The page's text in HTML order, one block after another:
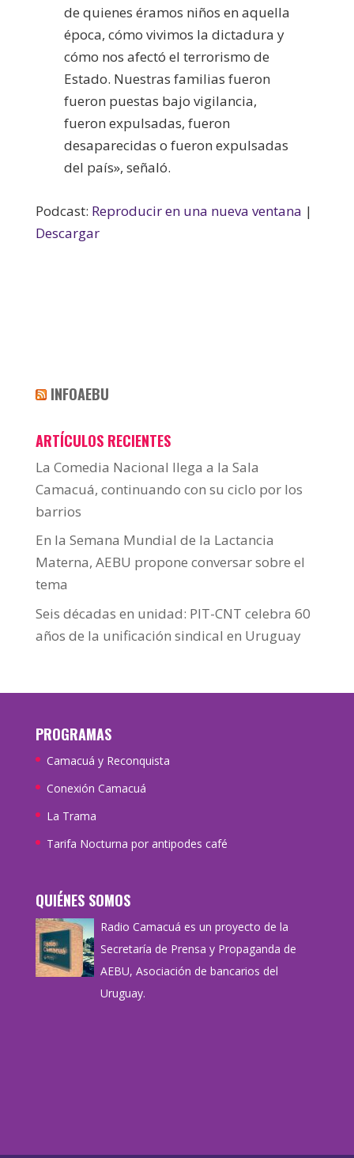
de quienes éramos niños en aquella
época, cómo vivimos la dictadura y
cómo nos afectó el terrorismo de
Estado. Nuestras familias fueron
fueron puestas bajo vigilancia,
fueron expulsadas, fueron
desaparecidas o fueron expulsadas
del país», señaló.
Podcast: Reproducir en una nueva ventana |
Descargar
INFOAEBU
ARTÍCULOS RECIENTES
La Comedia Nacional llega a la Sala
Camacuá, continuando con su ciclo por los
barrios
En la Semana Mundial de la Lactancia
Materna, AEBU propone conversar sobre el
tema
Seis décadas en unidad: PIT-CNT celebra 60
años de la unificación sindical en Uruguay
PROGRAMAS
Camacuá y Reconquista
Conexión Camacuá
La Trama
Tarifa Nocturna por antipodes café
QUIÉNES SOMOS
Radio Camacuá es un proyecto de la
Secretaría de Prensa y Propaganda de
AEBU, Asociación de bancarios del
Uruguay.